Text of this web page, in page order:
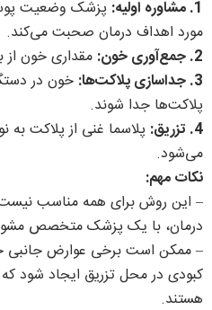
1. مشاوره اولیه:
پزشک وضعیت
مورد اهداف درمان صحبت می‌کند.
2. جمع‌آوری خون:
مقداری خون از
3. جداسازی پلاکت‌ها:
خون در
پلاکت‌ها جدا شوند.
4. تزریق:
پلاسما غنی از پلاکت
می‌شود.
نکات مهم:
– این روش برای همه مناسب نیست
درمان، با یک پزشک متخصص
– ممکن است برخی عوارض جانبی
کبودی در محل تزریق ایجاد شود
هستند.